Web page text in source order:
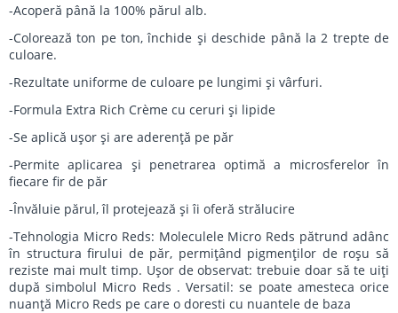
-Acoperă până la 100% părul alb.
-Colorează ton pe ton, închide şi deschide până la 2 trepte de
culoare.
-Rezultate uniforme de culoare pe lungimi şi vârfuri.
-Formula Extra Rich Crème cu ceruri şi lipide
-Se aplică uşor şi are aderenţă pe păr
-Permite aplicarea şi penetrarea optimă a microsferelor în
fiecare fir de păr
-Învăluie părul, îl protejează şi îi oferă strălucire
-Tehnologia Micro Reds: Moleculele Micro Reds pătrund adânc
în structura firului de păr, permiţând pigmenţilor de roşu să
reziste mai mult timp. Uşor de observat: trebuie doar să te uiţi
după simbolul Micro Reds . Versatil: se poate amesteca orice
nuanţă Micro Reds pe care o doresti cu nuantele de baza